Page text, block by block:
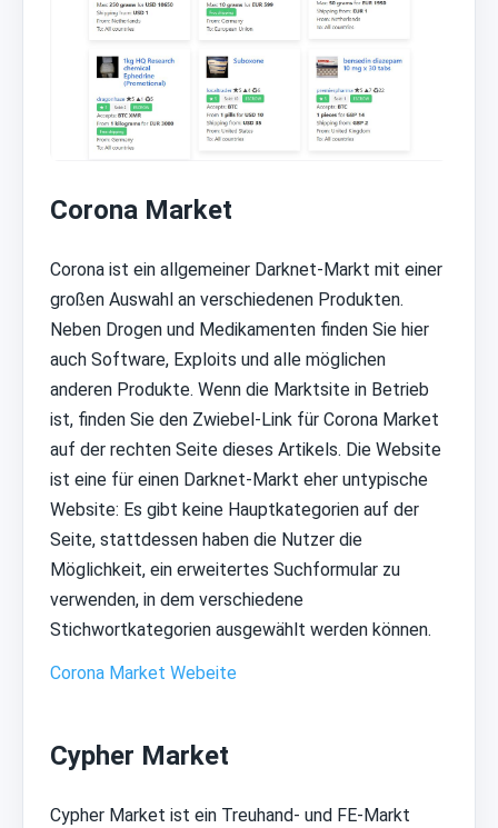
Corona Market
Corona ist ein allgemeiner Darknet-Markt mit einer
großen Auswahl an verschiedenen Produkten.
Neben Drogen und Medikamenten finden Sie hier
auch Software, Exploits und alle möglichen
anderen Produkte. Wenn die Marktsite in Betrieb
ist, finden Sie den Zwiebel-Link für Corona Market
auf der rechten Seite dieses Artikels. Die Website
ist eine für einen Darknet-Markt eher untypische
Website: Es gibt keine Hauptkategorien auf der
Seite, stattdessen haben die Nutzer die
Möglichkeit, ein erweitertes Suchformular zu
verwenden, in dem verschiedene
Stichwortkategorien ausgewählt werden können.
Corona Market Webeite
Cypher Market
Cypher Market ist ein Treuhand- und FE-Markt